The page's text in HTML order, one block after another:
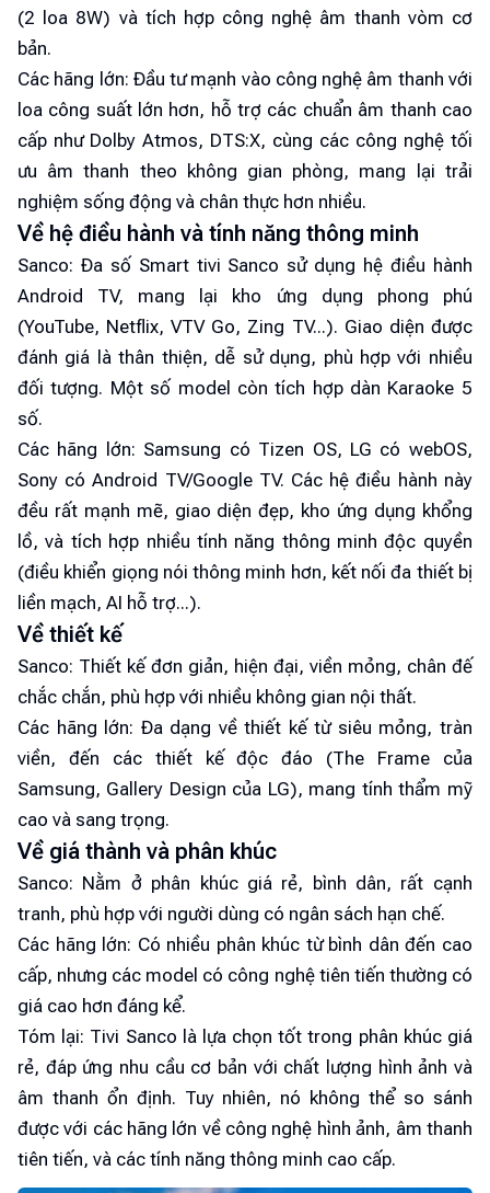
(2 loa 8W) và tích hợp công nghệ âm thanh vòm cơ
bản.
Các hãng lớn: Đầu tư mạnh vào công nghệ âm thanh với
loa công suất lớn hơn, hỗ trợ các chuẩn âm thanh cao
cấp như Dolby Atmos, DTS:X, cùng các công nghệ tối
ưu âm thanh theo không gian phòng, mang lại trải
nghiệm sống động và chân thực hơn nhiều.
Về hệ điều hành và tính năng thông minh
Sanco: Đa số Smart tivi Sanco sử dụng hệ điều hành
Android TV, mang lại kho ứng dụng phong phú
(YouTube, Netflix, VTV Go, Zing TV...). Giao diện được
đánh giá là thân thiện, dễ sử dụng, phù hợp với nhiều
đối tượng. Một số model còn tích hợp dàn Karaoke 5
số.
Các hãng lớn: Samsung có Tizen OS, LG có webOS,
Sony có Android TV/Google TV. Các hệ điều hành này
đều rất mạnh mẽ, giao diện đẹp, kho ứng dụng khổng
lồ, và tích hợp nhiều tính năng thông minh độc quyền
(điều khiển giọng nói thông minh hơn, kết nối đa thiết bị
liền mạch, AI hỗ trợ...).
Về thiết kế
Sanco: Thiết kế đơn giản, hiện đại, viền mỏng, chân đế
chắc chắn, phù hợp với nhiều không gian nội thất.
Các hãng lớn: Đa dạng về thiết kế từ siêu mỏng, tràn
viền, đến các thiết kế độc đáo (The Frame của
Samsung, Gallery Design của LG), mang tính thẩm mỹ
cao và sang trọng.
Về giá thành và phân khúc
Sanco: Nằm ở phân khúc giá rẻ, bình dân, rất cạnh
tranh, phù hợp với người dùng có ngân sách hạn chế.
Các hãng lớn: Có nhiều phân khúc từ bình dân đến cao
cấp, nhưng các model có công nghệ tiên tiến thường có
giá cao hơn đáng kể.
Tóm lại: Tivi Sanco là lựa chọn tốt trong phân khúc giá
rẻ, đáp ứng nhu cầu cơ bản với chất lượng hình ảnh và
âm thanh ổn định. Tuy nhiên, nó không thể so sánh
được với các hãng lớn về công nghệ hình ảnh, âm thanh
tiên tiến, và các tính năng thông minh cao cấp.